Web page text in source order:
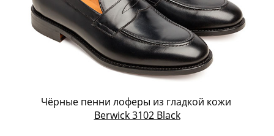
Чёрные пенни лоферы из гладкой кожи
Berwick 3102 Black